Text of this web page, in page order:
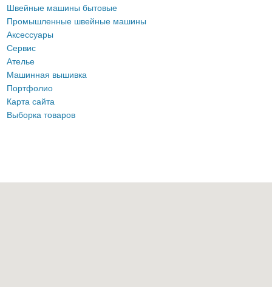
Швейные машины бытовые
Промышленные швейные машины
Аксессуары
Сервис
Ателье
Машинная вышивка
Портфолио
Карта сайта
Выборка товаров